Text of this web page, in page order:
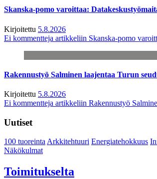
Skanska-pomo varoittaa:
Kirjoitettu 5.8.2026
Ei kommentteja artikkeliin Skanska-pomo
Rakennustyö Salminen laajentaa Turun
Kirjoitettu 5.8.2026
Ei kommentteja artikkeliin Rakennustyö
Uutiset
100 tuoreintaArkkitehtuuri Energiatehokkuus
Näkökulmat
Toimitukselta